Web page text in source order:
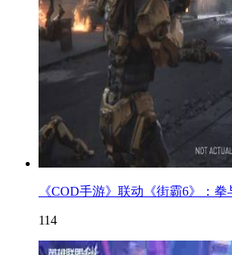
《COD手游》联动《街霸6》：
114